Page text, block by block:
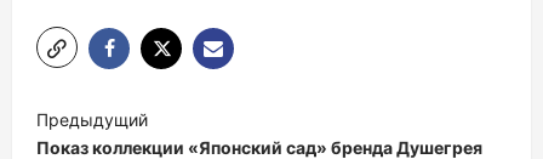
а
Предыдущий
Показ коллекции «Японский сад» бренда Душегрея